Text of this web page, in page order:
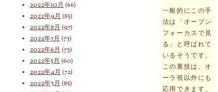
一般的にこの手
法は「オープン
フォーカスで見
る」と呼ばれて
いるそうです。
この裏技は、オ
ーラ視以外にも
応用できます。
2022年10月 (66)
2022年9月 (85)
2022年8月 (97)
2022年7月 (73)
2022年6月 (73)
2022年5月 (60)
2022年4月 (72)
2022年3月 (85)